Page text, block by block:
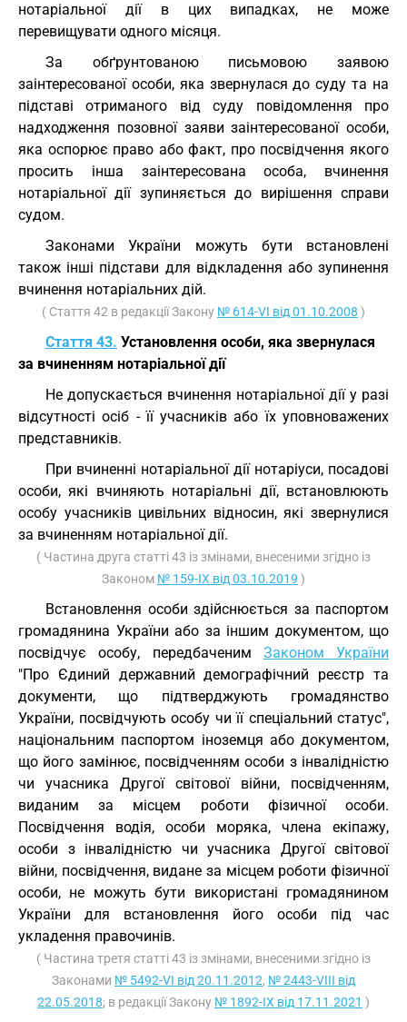
нотаріальної дії в цих випадках, не може
перевищувати одного місяця.
За обґрунтованою письмовою заявою
заінтересованої особи, яка звернулася до суду та на
підставі отриманого від суду повідомлення про
надходження позовної заяви заінтересованої особи,
яка оспорює право або факт, про посвідчення якого
просить інша заінтересована особа, вчинення
нотаріальної дії зупиняється до вирішення справи
судом.
Законами України можуть бути встановлені
також інші підстави для відкладення або зупинення
вчинення нотаріальних дій.
( Стаття 42 в редакції Закону № 614-VI від 01.10.2008 )
Стаття 43. Установлення особи, яка звернулася
за вчиненням нотаріальної дії
Не допускається вчинення нотаріальної дії у разі
відсутності осіб - її учасників або їх уповноважених
представників.
При вчиненні нотаріальної дії нотаріуси, посадові
особи, які вчиняють нотаріальні дії, встановлюють
особу учасників цивільних відносин, які звернулися
за вчиненням нотаріальної дії.
( Частина друга статті 43 із змінами, внесеними згідно із
Законом № 159-IX від 03.10.2019 )
Встановлення особи здійснюється за паспортом
громадянина України або за іншим документом, що
посвідчує особу, передбаченим Законом України
"Про Єдиний державний демографічний реєстр та
документи, що підтверджують громадянство
України, посвідчують особу чи її спеціальний статус",
національним паспортом іноземця або документом,
що його замінює, посвідченням особи з інвалідністю
чи учасника Другої світової війни, посвідченням,
виданим за місцем роботи фізичної особи.
Посвідчення водія, особи моряка, члена екіпажу,
особи з інвалідністю чи учасника Другої світової
війни, посвідчення, видане за місцем роботи фізичної
особи, не можуть бути використані громадянином
України для встановлення його особи під час
укладення правочинів.
( Частина третя статті 43 із змінами, внесеними згідно із
Законами № 5492-VI від 20.11.2012, № 2443-VIII від
22.05.2018; в редакції Закону № 1892-IX від 17.11.2021 )